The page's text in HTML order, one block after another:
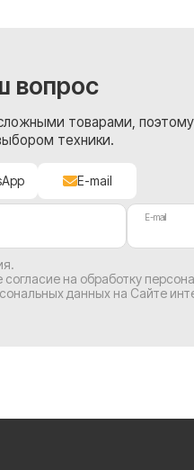
вопрос
товарами, поэтому
техники.
E-mail
E-mail
согласие на обработку
данных на Сайте